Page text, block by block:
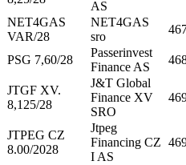
AS
NET4GAS
VAR/28
NET4GAS
sro
PSG 7,60/28
Passerinvest
Finance AS
JTGF XV.
8,125/28
J&T Global
Finance XV
SRO
JTPEG CZ
8.00/2028
Jtpeg
Financing CZ
I AS